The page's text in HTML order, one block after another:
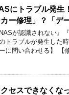
にトラブル発
ー修理」？「デ
NASが認識されない』
トラブルが発生した
に問い合わせる】 【
セスできなくな